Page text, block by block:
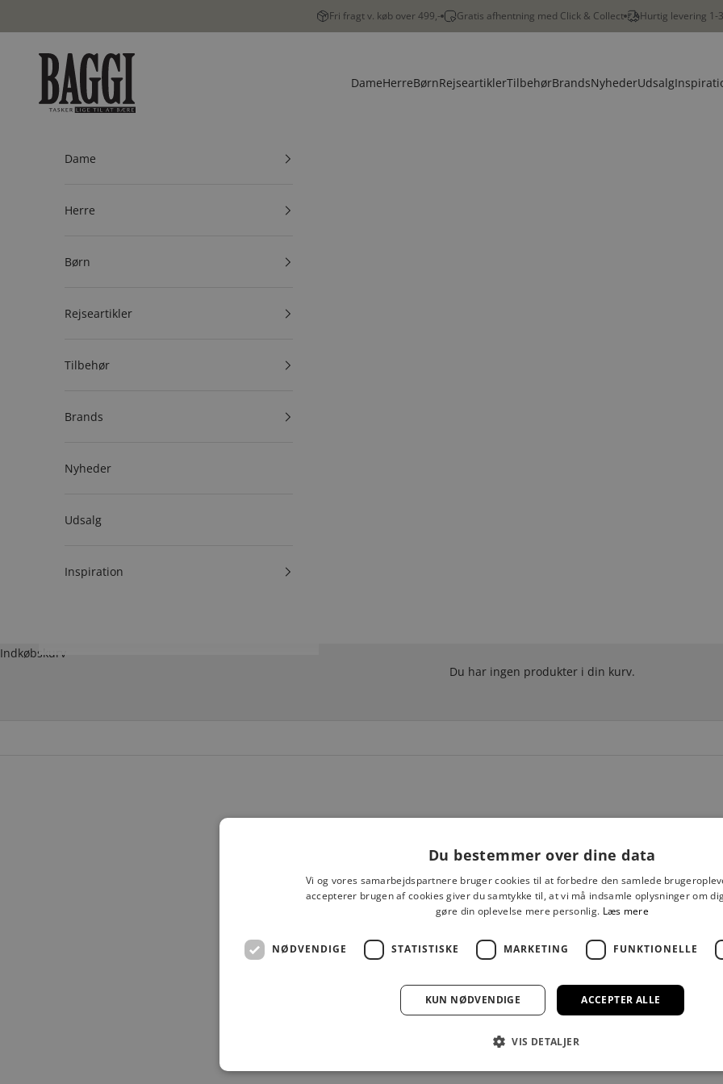
Fri fragt v. køb over 499,- Gratis afhentning med Click & Collect Hurtig levering 1-
BAGGI
DameHerreBørnRejseartiklerTilbehørBrandsNyhederUdsalg
Dame
Herre
Børn
Rejseartikler
Tilbehør
Brands
Nyheder
Udsalg
Inspiration
Indkøbskurv
Du har ingen produkter i din kurv.
Du bestemmer over dine data
Vi og vores samarbejdspartnere bruger cookies til at forbedre den samlede
accepterer brugen af cookies giver du samtykke til, at vi må indsamle oplysninger om
gøre din oplevelse mere personlig. Læs mere
NØDVENDIGE STATISTISKE MARKETING FUNKTIONELLE
ACCEPTER ALLE
KUN NØDVENDIGE
VIS DETALJER